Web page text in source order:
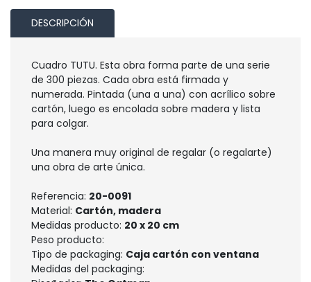
DESCRIPCIÓN
Cuadro TUTU. Esta obra forma parte de una serie
de 300 piezas. Cada obra está firmada y
numerada. Pintada (una a una) con acrílico sobre
cartón, luego es encolada sobre madera y lista
para colgar.
Una manera muy original de regalar (o regalarte)
una obra de arte única.
Referencia: 20-0091
Material: Cartón, madera
Medidas producto: 20 x 20 cm
Peso producto:
Tipo de packaging: Caja cartón con ventana
Medidas del packaging: